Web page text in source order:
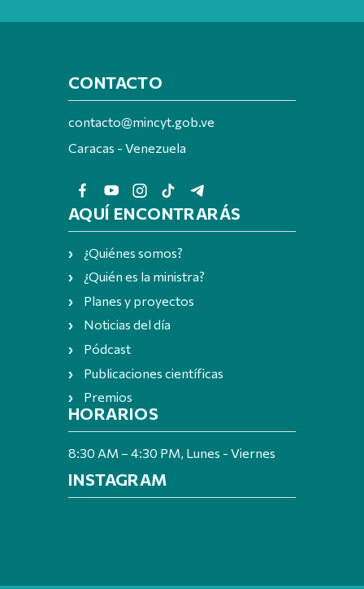
CONTACTO
contacto@mincyt.gob.ve
Caracas - Venezuela
AQUÍ ENCONTRARÁS
¿Quiénes somos?
¿Quién es la ministra?
Planes y proyectos
Noticias del día
Pódcast
Publicaciones científicas
Premios
HORARIOS
8:30 AM – 4:30 PM, Lunes - Viernes
INSTAGRAM